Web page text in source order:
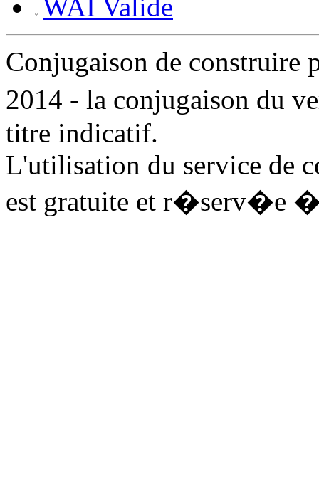
WAI Valide
Conjugaison de
2014 - la conjugaison du
titre indicatif.
L'utilisation du service de
est gratuite et r�serv�e �